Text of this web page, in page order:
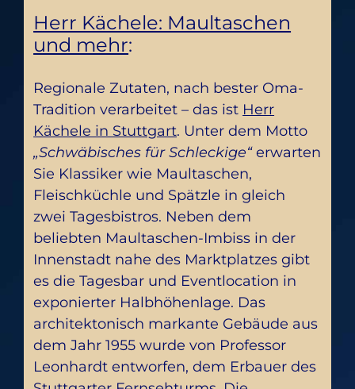
Herr Kächele: Maultaschen
und mehr:
Regionale Zutaten, nach bester Oma-
Tradition verarbeitet – das ist Herr
Kächele in Stuttgart. Unter dem Motto
„Schwäbisches für Schleckige“erwarten
Sie Klassiker wie Maultaschen,
Fleischküchle und Spätzle in gleich
zwei Tagesbistros. Neben dem
beliebten Maultaschen-Imbiss in der
Innenstadt nahe des Marktplatzes gibt
es die Tagesbar und Eventlocation in
exponierter Halbhöhenlage. Das
architektonisch markante Gebäude aus
dem Jahr 1955 wurde von Professor
Leonhardt entworfen, dem Erbauer des